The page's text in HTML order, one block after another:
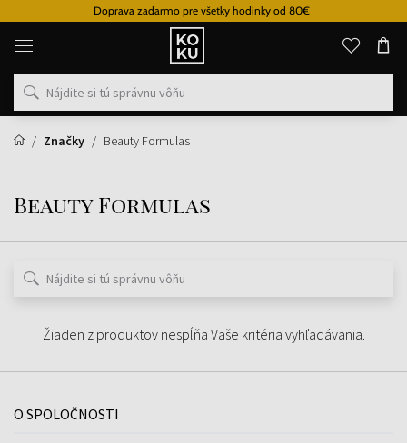
Doprava zadarmo pre všetky hodinky od 80€
Originálne
parfémy
hodinky
na
mieste
Značky
Beauty Formulas
Beauty Formulas
Žiaden z produktov nespĺňa Vaše kritéria vyhľadávania.
O SPOLOČNOSTI